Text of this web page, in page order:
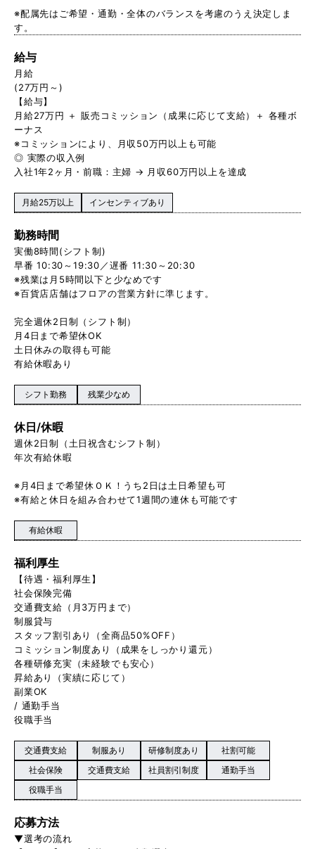
※配属先はご希望・通勤・全体のバランスを考慮のうえ決定しま
す。
給与
月給
(27万円～)
【給与】
月給27万円 ＋ 販売コミッション（成果に応じて支給）＋ 各種ボ
ーナス
※コミッションにより、月収50万円以上も可能
◎ 実際の収入例
入社1年2ヶ月・前職：主婦 → 月収60万円以上を達成
月給25万以上 インセンティブあり
勤務時間
実働8時間(シフト制)
早番 10:30～19:30／遅番 11:30～20:30
※残業は月5時間以下と少なめです
※百貨店店舗はフロアの営業方針に準じます。
完全週休2日制（シフト制）
月4日まで希望休OK
土日休みの取得も可能
有給休暇あり
シフト勤務 残業少なめ
休日/休暇
週休2日制（土日祝含むシフト制）
年次有給休暇
※月4日まで希望休ＯＫ！うち2日は土日希望も可
※有給と休日を組み合わせて1週間の連休も可能です
有給休暇
福利厚生
【待遇・福利厚生】
社会保険完備
交通費支給（月3万円まで）
制服貸与
スタッフ割引あり（全商品50%OFF）
コミッション制度あり（成果をしっかり還元）
各種研修充実（未経験でも安心）
昇給あり（実績に応じて）
副業OK
/ 通勤手当
役職手当
交通費支給 制服あり 研修制度あり
社割可能
社会保険
交通費支給 社員割引制度
通勤手当
役職手当
応募方法
▼選考の流れ